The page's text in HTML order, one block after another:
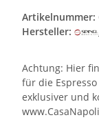
Artikelnummer:
Hersteller:
Achtung: Hier
für die
exklusiver und